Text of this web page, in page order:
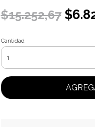
$15.252,67
Cantidad